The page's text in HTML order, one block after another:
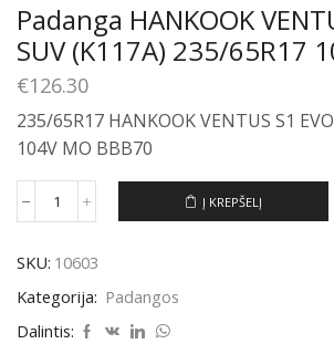
Padanga HANKOOK
SUV (K117A) 235/65R17
€126.30
235/65R17 HANKOOK VENTUS S1
104V MO BBB70
produkto
HANKOOK
VENTUS
S1
EVO
Į KREPŠELĮ
SKU: 10603
Kategorija: Padangos
Dalintis: